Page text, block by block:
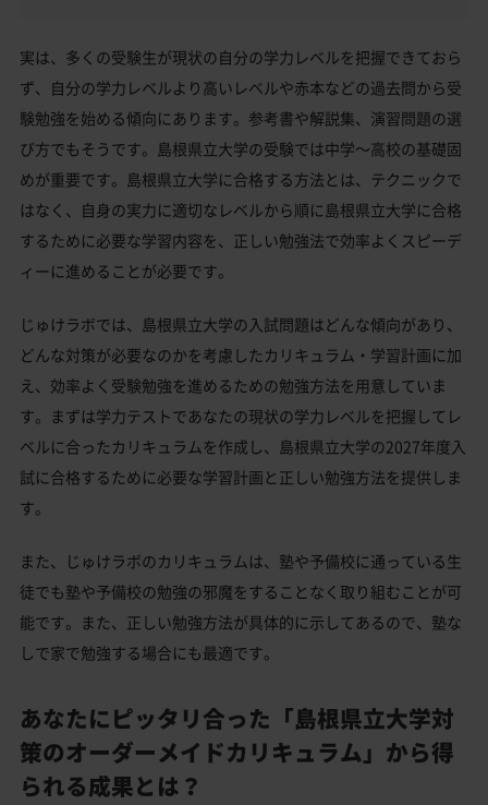
実は、多くの受験生が現状の自分の学力レベルを把握できておら
ず、自分の学力レベルより高いレベルや赤本などの過去問から受
験勉強を始める傾向にあります。参考書や解説集、演習問題の選
び方でもそうです。島根県立大学の受験では中学～高校の基礎固
めが重要です。島根県立大学に合格する方法とは、テクニックで
はなく、自身の実力に適切なレベルから順に島根県立大学に合格
するために必要な学習内容を、正しい勉強法で効率よくスピーデ
ィーに進めることが必要です。
じゅけラボでは、島根県立大学の入試問題はどんな傾向があり、
どんな対策が必要なのかを考慮したカリキュラム・学習計画に加
え、効率よく受験勉強を進めるための勉強方法を用意していま
す。まずは学力テストであなたの現状の学力レベルを把握してレ
ベルに合ったカリキュラムを作成し、島根県立大学の2027年度入
試に合格するために必要な学習計画と正しい勉強方法を提供しま
す。
また、じゅけラボのカリキュラムは、塾や予備校に通っている生
徒でも塾や予備校の勉強の邪魔をすることなく取り組むことが可
能です。また、正しい勉強方法が具体的に示してあるので、塾な
しで家で勉強する場合にも最適です。
あなたにピッタリ合った「島根県立大学対
策のオーダーメイドカリキュラム」から得
られる成果とは？